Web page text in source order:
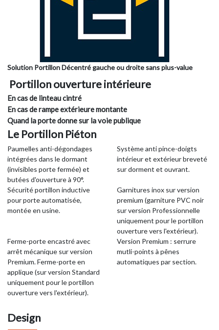
Solution Portillon Décentré gauche ou droite sans plus-value
Portillon ouverture intérieure
En cas de linteau cintré
En cas de rampe extérieure montante
Quand la porte donne sur la voie publique
Le Portillon Piéton
Paumelles anti-dégondages
intégrées dans le dormant
(invisibles porte fermée) et
butées d'ouverture à 90°.
Système anti pince-doigts
intérieur et extérieur breveté
sur dorment et ouvrant.
Sécurité portillon inductive
pour porte automatisée,
montée en usine.
Garnitures inox sur version
premium (garniture PVC noir
sur version Professionnelle
uniquement pour le portillon
ouverture vers l'extérieur).
Ferme-porte encastré avec
arrêt mécanique sur version
Premium. Ferme-porte en
applique (sur version Standard
uniquement pour le portillon
ouverture vers l'extérieur).
Version Premium : serrure
mutli-points à pênes
automatiques par section.
Design